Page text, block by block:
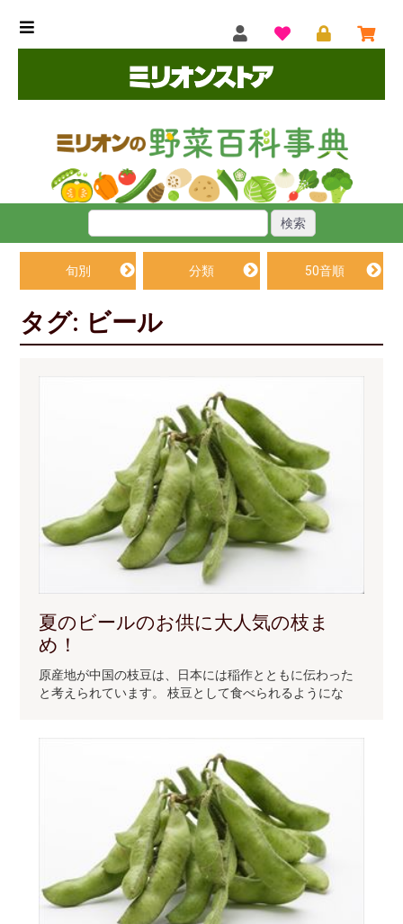
旬別 分類 50音順
タグ: ビール
夏のビールのお供に大人気の枝ま
め！
原産地が中国の枝豆は、日本には稲作とともに伝わった
と考えられています。 枝豆として食べられるようにな